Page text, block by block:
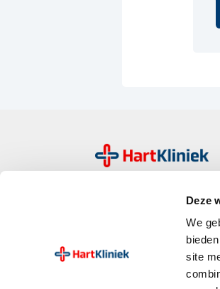
Deze
We
site
kleinschalige
en vaatziekten. Bij ons
holistische aanpak